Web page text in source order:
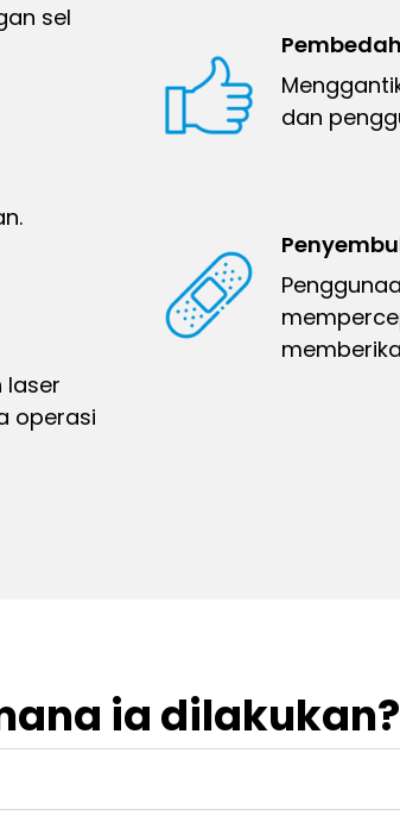
sel
dan
laser
operasi
ia dilakukan?